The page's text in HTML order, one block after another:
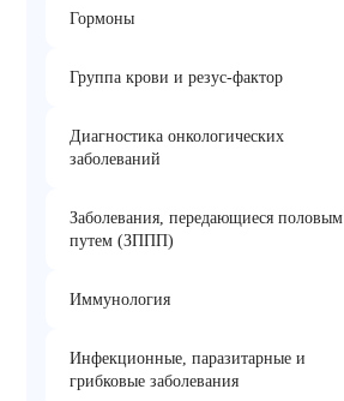
Гормоны
Группа крови и резус-фактор
Диагностика онкологических
заболеваний
Заболевания, передающиеся половым
путем (ЗППП)
Иммунология
Инфекционные, паразитарные и
грибковые заболевания